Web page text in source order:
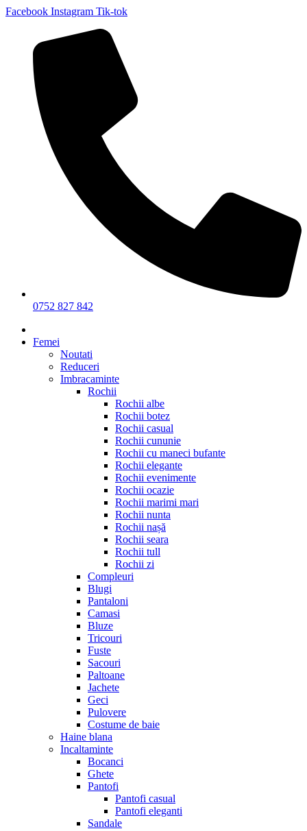
Facebook Instagram Tik-tok
0752 827 842
Femei
Noutati
Reduceri
Imbracaminte
Rochii
Rochii albe
Rochii botez
Rochii casual
Rochii cununie
Rochii cu maneci bufante
Rochii elegante
Rochii evenimente
Rochii ocazie
Rochii marimi mari
Rochii nunta
Rochii nașă
Rochii seara
Rochii tull
Rochii zi
Compleuri
Blugi
Pantaloni
Camasi
Bluze
Tricouri
Fuste
Sacouri
Paltoane
Jachete
Geci
Pulovere
Costume de baie
Haine blana
Incaltaminte
Bocanci
Ghete
Pantofi
Pantofi casual
Pantofi eleganti
Sandale